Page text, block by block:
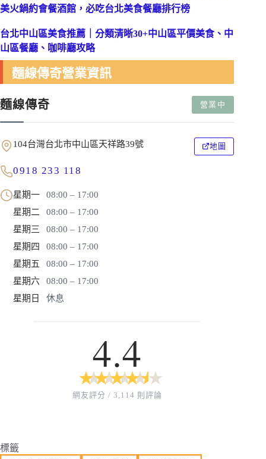
美火鍋約會餐酒館，必吃台北美食餐廳排行榜
台北中山區美食推薦｜分類清晰30+中山區平價美食、中
山區餐廳、咖啡廳攻略
麵線傳奇營業資訊
麵線傳奇 營業中
104台灣台北市中山區天祥路39號 地圖
0918 233 118
星期一
08:00 – 17:00
星期二
08:00 – 17:00
星期三
08:00 – 17:00
星期四
08:00 – 17:00
星期五
08:00 – 17:00
星期六
08:00 – 17:00
星期日
休息
4.4
★
★ ★
★ ★
★ ★
★ ★
★
網友評分 / 3,114 則評論
標籤